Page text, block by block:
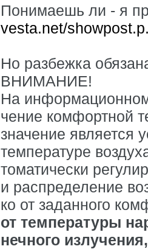
Понимаешь ли - я
vesta.net/
Но разбежка
ВНИМАНИЕ!
На
чение комфортной
значение является
температуре
томатически
и распределение
ко от заданного
от температуры
нечного